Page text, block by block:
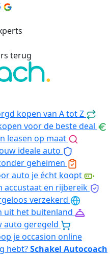
terug
kopen van A tot Z
voor de beste deal
leasen op maat
ideale auto
geheimen
auto je écht koopt
accustaat en rijbereik
verzekerd
uit het buitenland
auto geregeld
je occasion online
hebt?Schakel Autocoach